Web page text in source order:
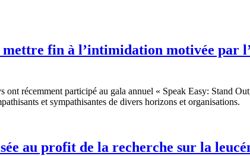
fin à l’intimidation motivée par
récemment participé au gala annuel « Speak Easy: Stand
et sympathisantes de divers horizons et organisations.
au profit de la recherche sur la